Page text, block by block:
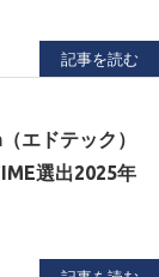
記事を読む
エドテック）
選出2025年